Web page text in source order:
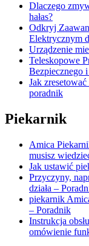
Dlaczego
hałas?
Odkryj
Elektrycznym
Urządzenie
Teleskopowe
Bezpiecznego
Jak
poradnik
Piekarnik
Amica
musisz
Jak ustawić
Przyczyny,
działa –
piekarnik
– Poradnik
Instrukcja
omówienie